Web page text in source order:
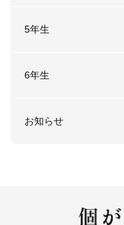
5年生
6年生
お知らせ